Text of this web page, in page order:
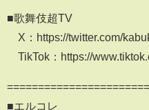
■歌舞伎超TV
X：https://twitter.com/
TikTok：https://
■エルコレ